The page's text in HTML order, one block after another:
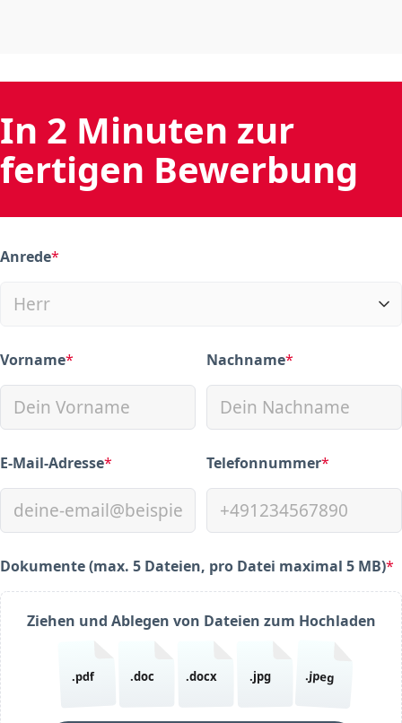
In 2 Minuten zur
fertigen Bewerbung
Anrede*
(required)
Vorname*
(required) Nachname*
(required)
E-Mail-Adresse*
(required) Telefonnummer*
(required)
Dokumente (max. 5 Dateien, pro Datei maximal 5 MB)*
(required)
Ziehen und Ablegen von Dateien zum Hochladen
.pdf .doc .docx .jpg .jpeg